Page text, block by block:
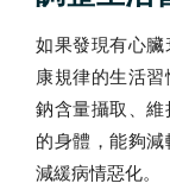
如果發現有心
康規律的生活
鈉含量攝取、
的身體，能夠
減緩病情惡化。